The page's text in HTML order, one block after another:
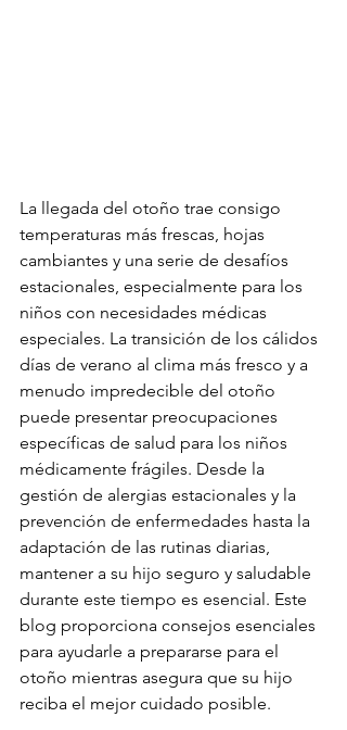
La llegada del otoño trae consigo
temperaturas más frescas, hojas
cambiantes y una serie de desafíos
estacionales, especialmente para los
niños con necesidades médicas
especiales. La transición de los cálidos
días de verano al clima más fresco y a
menudo impredecible del otoño
puede presentar preocupaciones
específicas de salud para los niños
médicamente frágiles. Desde la
gestión de alergias estacionales y la
prevención de enfermedades hasta la
adaptación de las rutinas diarias,
mantener a su hijo seguro y saludable
durante este tiempo es esencial. Este
blog proporciona consejos esenciales
para ayudarle a prepararse para el
otoño mientras asegura que su hijo
reciba el mejor cuidado posible.